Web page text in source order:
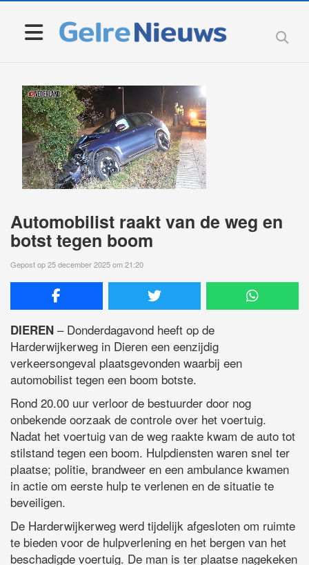
Automobilist raakt van de weg en
botst tegen boom
Gepost op 25 december 2025 om 21:20
DIEREN – Donderdagavond heeft op de
Harderwijkerweg in Dieren een eenzijdig
verkeersongeval plaatsgevonden waarbij een
automobilist tegen een boom botste.
Rond 20.00 uur verloor de bestuurder door nog
onbekende oorzaak de controle over het voertuig.
Nadat het voertuig van de weg raakte kwam de auto tot
stilstand tegen een boom. Hulpdiensten waren snel ter
plaatse; politie, brandweer en een ambulance kwamen
in actie om eerste hulp te verlenen en de situatie te
beveiligen.
De Harderwijkerweg werd tijdelijk afgesloten om ruimte
te bieden voor de hulpverlening en het bergen van het
beschadigde voertuig. De man is ter plaatse nagekeken